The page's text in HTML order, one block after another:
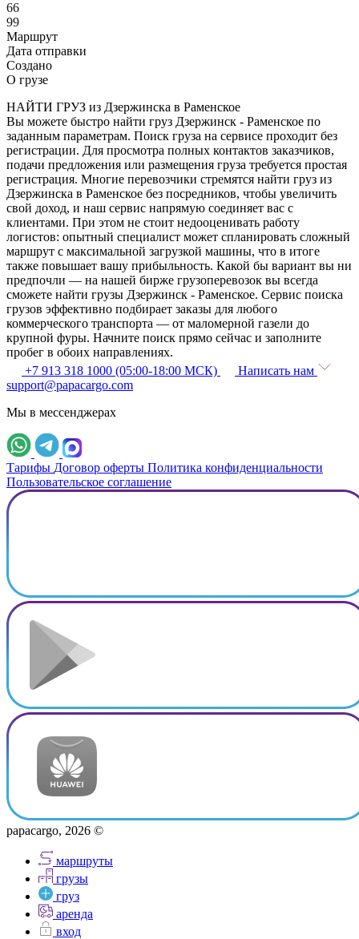
66
99
Маршрут
Дата отправки
Создано
О грузе
НАЙТИ ГРУЗ из Дзержинска в Раменское
Вы можете быстро найти груз Дзержинск - Раменское по
заданным параметрам. Поиск груза на сервисе проходит без
регистрации. Для просмотра полных контактов заказчиков,
подачи предложения или размещения груза требуется простая
регистрация. Многие перевозчики стремятся найти груз из
Дзержинска в Раменское без посредников, чтобы увеличить
свой доход, и наш сервис напрямую соединяет вас с
клиентами. При этом не стоит недооценивать работу
логистов: опытный специалист может спланировать сложный
маршрут с максимальной загрузкой машины, что в итоге
также повышает вашу прибыльность. Какой бы вариант вы ни
предпочли — на нашей бирже грузоперевозок вы всегда
сможете найти грузы Дзержинск - Раменское. Сервис поиска
грузов эффективно подбирает заказы для любого
коммерческого транспорта — от маломерной газели до
крупной фуры. Начните поиск прямо сейчас и заполните
пробег в обоих направлениях.
+7 913 318 1000 (05:00-18:00 МСК)
Написать нам
support@papacargo.com
Мы в мессенджерах
Тарифы Договор оферты Политика конфиденциальности
Пользовательское соглашение
papacargo, 2026 ©
маршруты
грузы
груз
аренда
вход